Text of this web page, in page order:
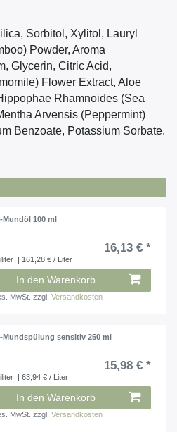
Sorbitol, Xylitol, Lauryl
Powder, Aroma
Glycerin, Citric Acid,
Flower Extract, Aloe
Rhamnoides (Sea
Arvensis (Peppermint)
Benzoate, Potassium Sorbate.
Mundöl 100 ml
16,13 € *
| 161,28 € / Liter
In den Warenkorb
MwSt. zzgl.Versandkosten
Mundspülung sensitiv 250 ml
15,98 € *
| 63,94 € / Liter
In den Warenkorb
MwSt. zzgl.Versandkosten